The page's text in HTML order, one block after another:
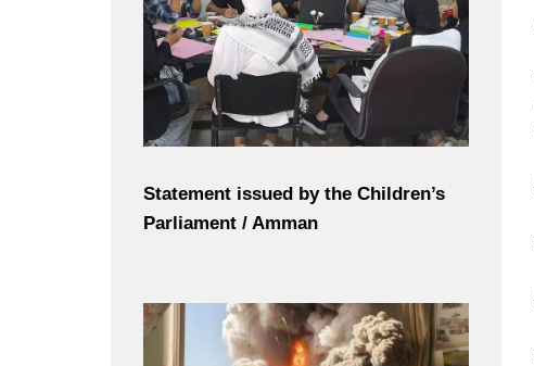
Statement issued by the Children’s
Parliament / Amman